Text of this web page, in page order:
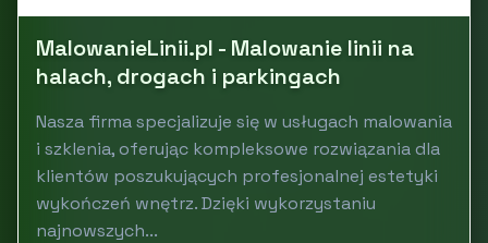
MalowanieLinii.pl - Malowanie linii na
halach, drogach i parkingach
Nasza firma specjalizuje się w usługach malowania
i szklenia, oferując kompleksowe rozwiązania dla
klientów poszukujących profesjonalnej estetyki
wykończeń wnętrz. Dzięki wykorzystaniu
najnowszych...